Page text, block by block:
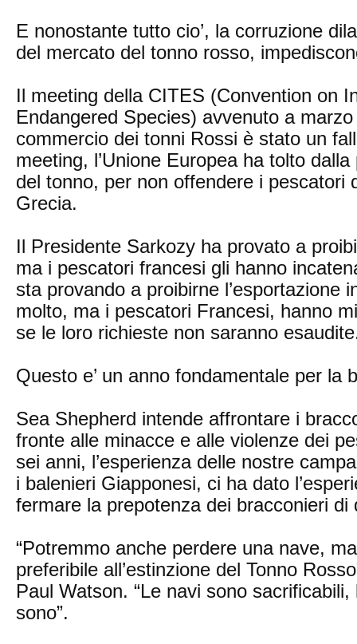
E nonostante tutto cio’, la corruzione
del mercato del tonno rosso,
Il meeting della CITES (Convention on
Endangered Species) avvenuto a
commercio dei tonni Rossi è stato un
meeting, l’Unione Europea ha tolto
del tonno, per non offendere i pescatori
Grecia.
Il Presidente Sarkozy ha provato a
ma i pescatori francesi gli hanno
sta provando a proibirne l’esportazione
molto, ma i pescatori Francesi, hanno
se le loro richieste non saranno
Questo e’ un anno fondamentale per la
Sea Shepherd intende affrontare i
fronte alle minacce e alle violenze dei
sei anni, l’esperienza delle nostre
i balenieri Giapponesi, ci ha dato
fermare la prepotenza dei bracconieri
“Potremmo anche perdere una nave,
preferibile all’estinzione del Tonno
Paul Watson. “Le navi sono
sono”.